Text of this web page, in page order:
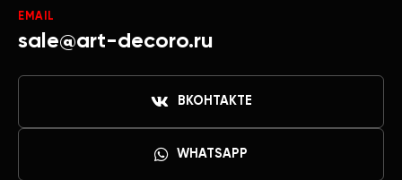
EMAIL
sale@art-decoro.ru
ВКОНТАКТЕ
WHATSAPP